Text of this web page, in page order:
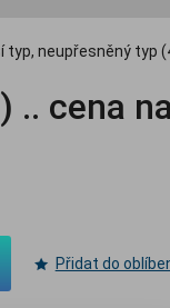
typ, neupřesněný typ
.. cena
Přidat do